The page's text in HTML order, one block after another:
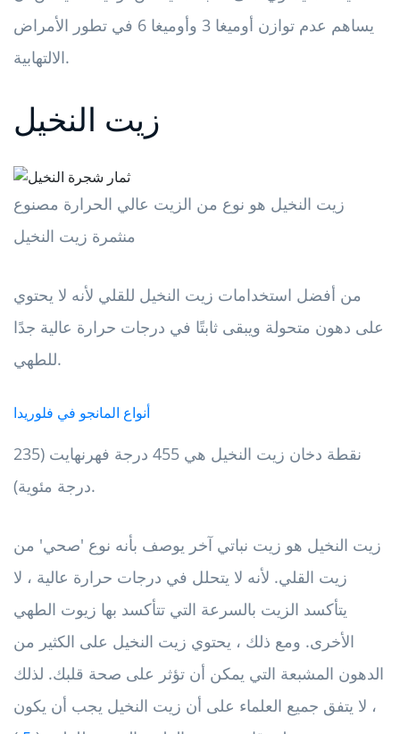
يساهم عدم توازن أوميغا 3 وأوميغا 6 في تطور الأمراض
الالتهابية.
زيت النخيل
زيت النخيل هو نوع من الزيت عالي الحرارة مصنوع
منثمرة زيت النخيل
من أفضل استخدامات زيت النخيل للقلي لأنه لا يحتوي
على دهون متحولة ويبقى ثابتًا في درجات حرارة عالية جدًا
للطهي.
أنواع المانجو في فلوريدا
نقطة دخان زيت النخيل هي 455 درجة فهرنهايت (235
درجة مئوية).
زيت النخيل هو زيت نباتي آخر يوصف بأنه نوع 'صحي' من
زيت القلي. لأنه لا يتحلل في درجات حرارة عالية ، لا
يتأكسد الزيت بالسرعة التي تتأكسد بها زيوت الطهي
الأخرى. ومع ذلك ، يحتوي زيت النخيل على الكثير من
الدهون المشبعة التي يمكن أن تؤثر على صحة قلبك. لذلك
، لا يتفق جميع العلماء على أن زيت النخيل يجب أن يكون